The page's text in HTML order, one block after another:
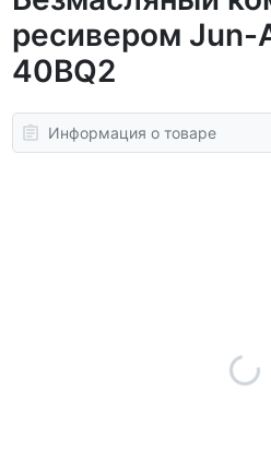
ресивером Jun-
40BQ2
Информация о товаре